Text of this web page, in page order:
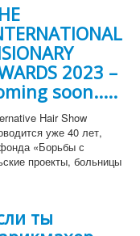
2023 –
soon.....
Hair Show
уже 40 лет,
«Борьбы с
проекты, больницы
ты